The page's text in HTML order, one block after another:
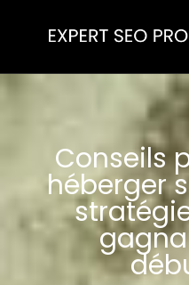
Conseils
héberger